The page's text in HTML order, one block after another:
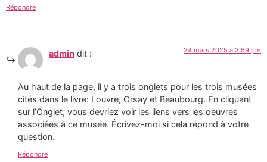
Répondre
admin dit : 24 mars 2025 à 3:59 pm
Au haut de la page, il y a trois onglets pour les trois musées
cités dans le livre: Louvre, Orsay et Beaubourg. En cliquant
sur l’Onglet, vous devriez voir les liens vers les oeuvres
associées à ce musée. Écrivez-moi si cela répond à votre
question.
Répondre